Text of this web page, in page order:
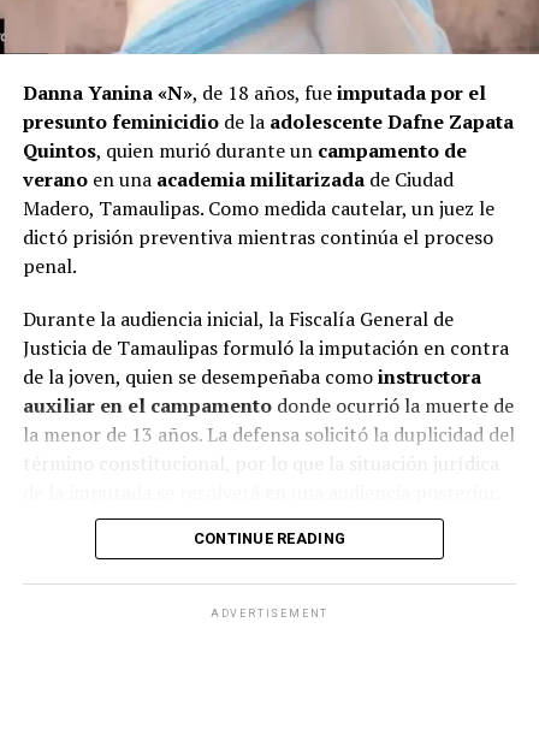
Danna Yanina «N», de 18 años, fueimputada por el
presunto feminicidio de la adolescente Dafne Zapata
Quintos, quien murió durante un campamento de
veranoen una academia militarizadade Ciudad
Madero, Tamaulipas. Como medida cautelar, un juez le
dictó prisión preventiva mientras continúa el proceso
penal.
Durante la audiencia inicial, la Fiscalía General de
Justicia de Tamaulipas formuló la imputación en contra
de la joven, quien se desempeñaba comoinstructora
auxiliar en el campamentodonde ocurrió la muerte de
la menor de 13 años. La defensa solicitó la duplicidad del
término constitucional, por lo que la situación jurídica
Danna Yanina fue detenida luego de acudir
momento en el que le fue cumplimentada una orden de
CONTINUE READING
ADVERTISEMENT